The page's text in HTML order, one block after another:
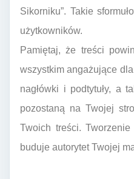
Sikorniku”. Takie
użytkowników.
Pamiętaj, że treści
wszystkim angażujące
nagłówki i podtytuły, a
pozostaną na Twojej
Twoich treści.
buduje autorytet Twojej